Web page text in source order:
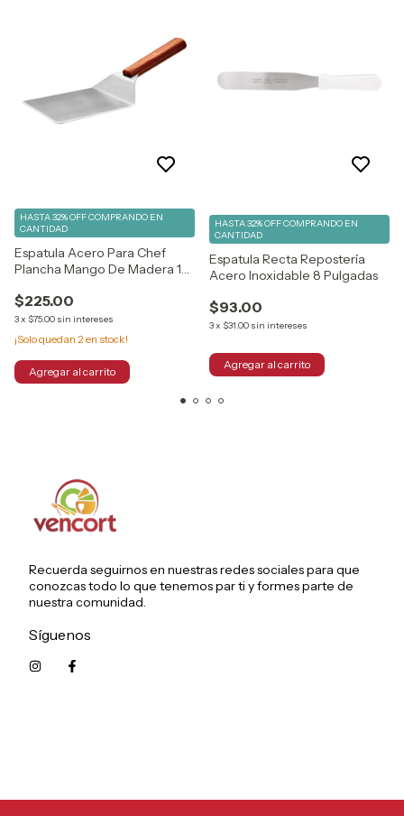
Espatula Acero Para Chef
Plancha Mango De Madera 12
$225.00
3x $75.00 sin intereses
HASTA 32% OFFCOMPRANDO EN
CANTIDAD
¡Solo quedan 2 en stock!
Espatula Recta Repostería
Acero Inoxidable 8 Pulgadas
$93.00
3x $31.00 sin intereses
HASTA 32% OFFCOMPRANDO EN
CANTIDAD
Recuerda seguirnos en nuestras redes sociales para que
conozcas todo lo que tenemos par ti y formes parte de
nuestra comunidad.
Síguenos